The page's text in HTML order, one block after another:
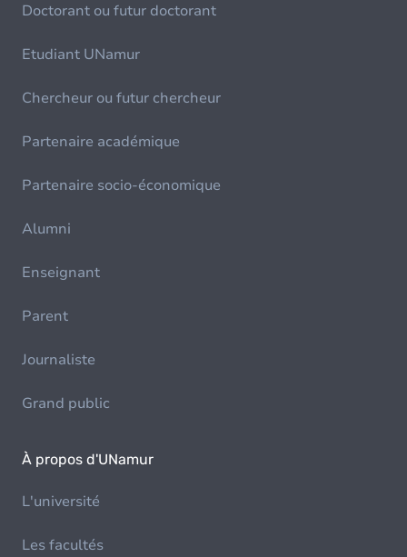
Doctorant ou futur doctorant
Etudiant UNamur
Chercheur ou futur chercheur
Partenaire académique
Partenaire socio-économique
Alumni
Enseignant
Parent
Journaliste
Grand public
À propos d'UNamur
L'université
Les facultés